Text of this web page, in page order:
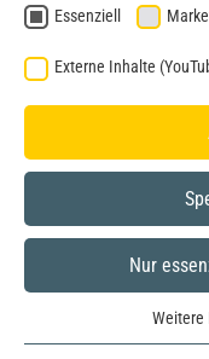
Essenziell
Externe Inhalte
Nur
Weitere